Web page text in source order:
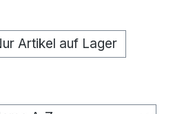
Artikel auf Lager
Artikel auf Lager